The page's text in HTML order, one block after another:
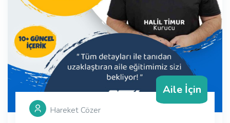
Hareket Cözer
Aile İçin